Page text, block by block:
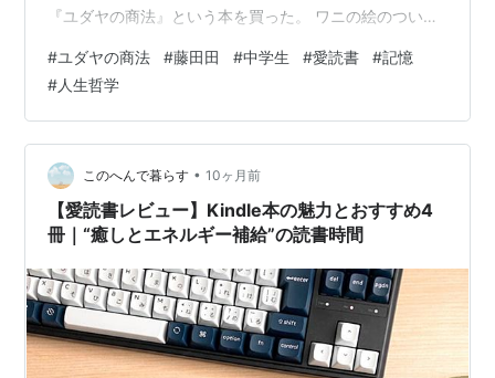
『ユダヤの商法』という本を買った。 ワニの絵のついた
ユダヤが何かも知らなかったが、 あのマクドナルドの社
長の書いた本なら、 「本当にお金持ちになれるかもしれ
ない。」 という、非常にシンプルな理由だった。 とても
ドライでシャープな切り口の、 いかにもビジネスマンら
しい 「無駄なことは書きません」という スタイルだった
気がする。 けれど、商…
#ユダヤの商法 #藤田田 #中学生 #愛読書 #記憶
#人生哲学
このへんで暮らす • 10ヶ月前
【愛読書レビュー】Kindle本の魅力とおすすめ4
冊｜“癒しとエネルギー補給”の読書時間